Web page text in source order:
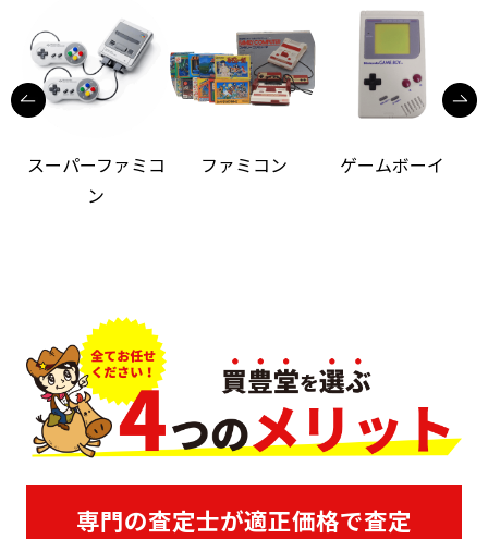
スーパーファミコ
ン
ファミコン ゲームボーイ
専門の査定士が適正価格で査定